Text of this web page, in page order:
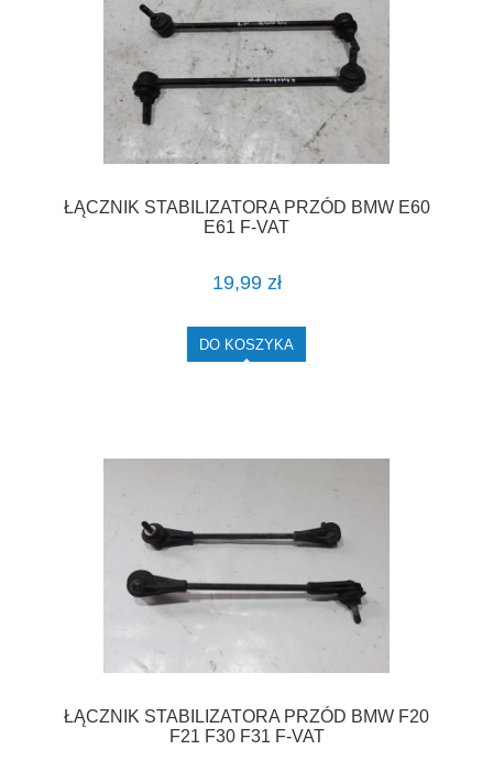
ŁĄCZNIK STABILIZATORA PRZÓD BMW E60
E61 F-VAT
19,99 zł
DO KOSZYKA
ŁĄCZNIK STABILIZATORA PRZÓD BMW F20
F21 F30 F31 F-VAT